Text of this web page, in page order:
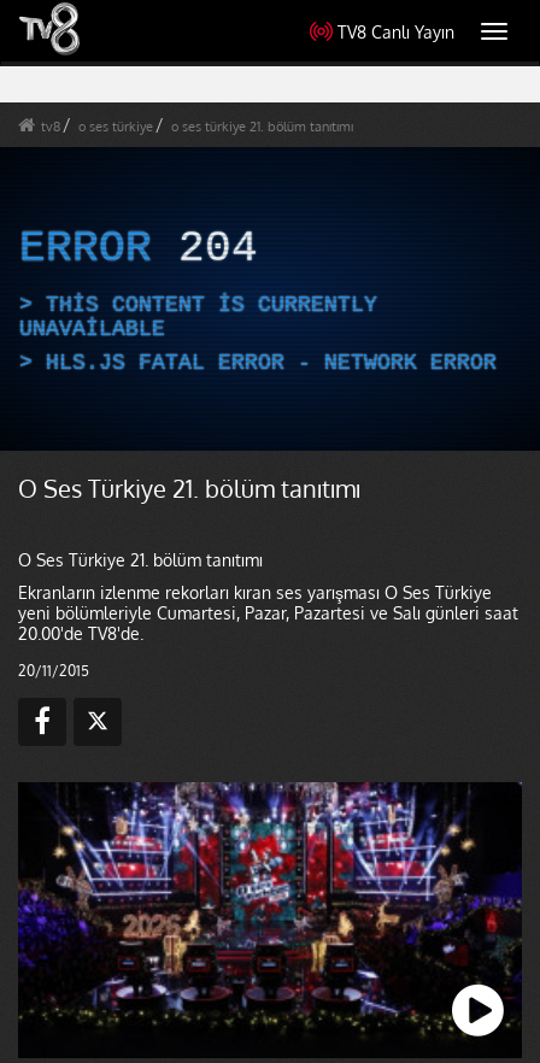
TV8 Canlı Yayın
tv8 o ses türkiye o ses türkiye 21. bölüm tanıtımı
ERROR 204
THIS CONTENT IS CURRENTLY
UNAVAILABLE
HLS.JS FATAL ERROR - NETWORK ERROR
O Ses Türkiye 21. bölüm tanıtımı
O Ses Türkiye 21. bölüm tanıtımı
Ekranların izlenme rekorları kıran ses yarışması O Ses Türkiye
yeni bölümleriyle Cumartesi, Pazar, Pazartesi ve Salı günleri saat
20.00'de TV8'de.
20/11/2015